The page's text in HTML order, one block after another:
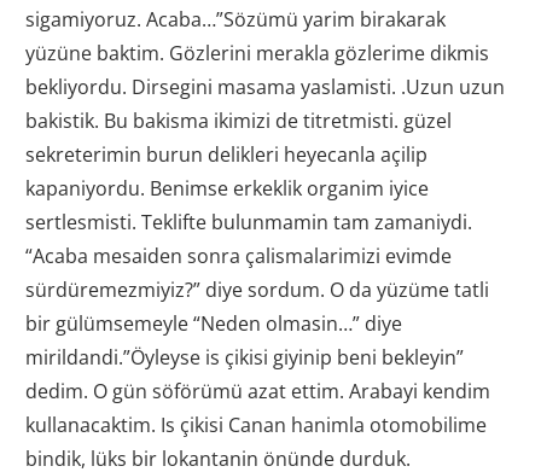
sigamiyoruz. Acaba…”Sözümü yarim birakarak
yüzüne baktim. Gözlerini merakla gözlerime dikmis
bekliyordu. Dirsegini masama yaslamisti. .Uzun uzun
bakistik. Bu bakisma ikimizi de titretmisti. güzel
sekreterimin burun delikleri heyecanla açilip
kapaniyordu. Benimse erkeklik organim iyice
sertlesmisti. Teklifte bulunmamin tam zamaniydi.
“Acaba mesaiden sonra çalismalarimizi evimde
sürdüremezmiyiz?” diye sordum. O da yüzüme tatli
bir gülümsemeyle “Neden olmasin…” diye
mirildandi.”Öyleyse is çikisi giyinip beni bekleyin”
dedim. O gün söförümü azat ettim. Arabayi kendim
kullanacaktim. Is çikisi Canan hanimla otomobilime
bindik, lüks bir lokantanin önünde durduk.